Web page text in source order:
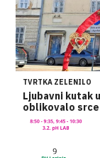
TVRTKA ZELENILO
Ljubavni kutak
oblikovalo